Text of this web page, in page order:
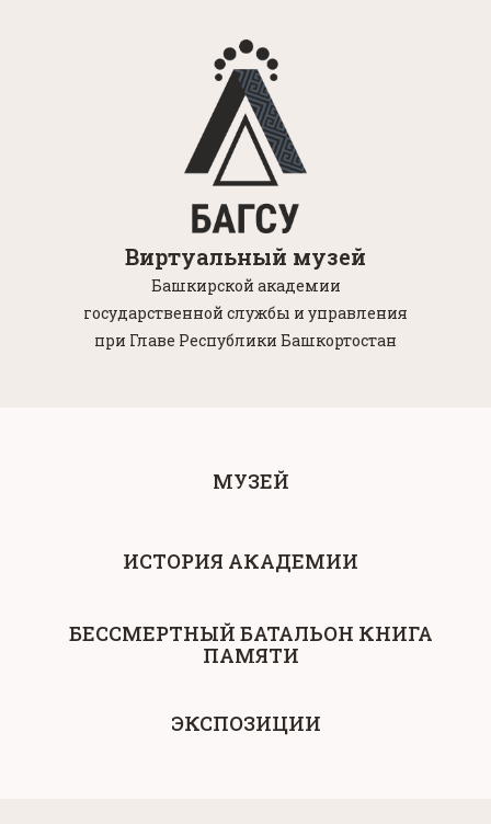
Виртуальный музей
Башкирской академии
государственной службы и управления
при Главе Республики Башкортостан
МУЗЕЙ
ИСТОРИЯ АКАДЕМИИ
БЕССМЕРТНЫЙ БАТАЛЬОН КНИГА
ПАМЯТИ
ЭКСПОЗИЦИИ